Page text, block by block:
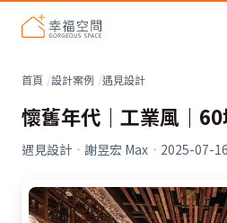
首頁 設計案例 遇見設計
懷舊年代｜工業風｜
遇見設計 · 謝昱宏 Max · 2025-07-16